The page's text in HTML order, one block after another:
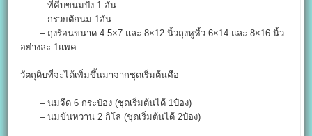
– ที่คีบขนมปัง 1 อัน
– กรวยตักนม 1อัน
– ถุงร้อนขนาด 4.5×7 และ 8×12 นิ้วถุงหูหิ้ว 6×14 และ 8×16 นิ้ว
อย่างละ 1แพค
วัตถุดิบที่จะได้เพิ่มขึ้นมาจากชุดเริ่มต้นคือ
– นมจืด 6 กระป๋อง (ชุดเริ่มต้นได้ 1ป๋อง)
– นมข้นหวาน 2 กิโล (ชุดเริ่มต้นได้ 2ป๋อง)